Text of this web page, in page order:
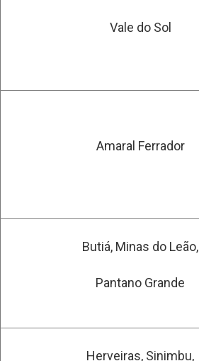
Vale do Sol
Amaral Ferrador
Butiá, Minas do Leão,
Pantano Grande
Herveiras, Sinimbu,